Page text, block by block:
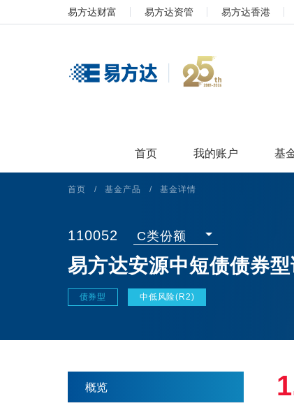
易方达财富 易方达资管 易方达香港
首页 我的账户 基
首页 / 基金产品 / 基金详情
110052 C类份额
易方达安源中短债债券
债券型 中低风险(R2)
概览